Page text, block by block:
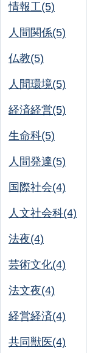
情報工(5)
人間関係(5)
仏教(5)
人間環境(5)
経済経営(5)
生命科(5)
人間発達(5)
国際社会(4)
人文社会科(4)
法夜(4)
芸術文化(4)
法文夜(4)
経営経済(4)
共同獣医(4)